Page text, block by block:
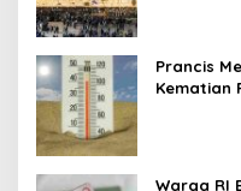
Prancis
Kematian
Warga RI